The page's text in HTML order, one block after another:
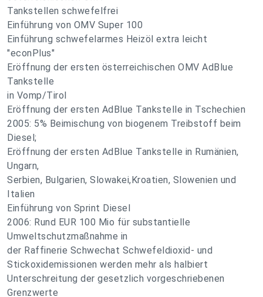
Tankstellen schwefelfrei
Einführung von OMV Super 100
Einführung schwefelarmes Heizöl extra leicht
"econPlus"
Eröffnung der ersten österreichischen OMV AdBlue
Tankstelle
in Vomp/Tirol
Eröffnung der ersten AdBlue Tankstelle in Tschechien
2005: 5% Beimischung von biogenem Treibstoff beim
Diesel;
Eröffnung der ersten AdBlue Tankstelle in Rumänien,
Ungarn,
Serbien, Bulgarien, Slowakei,Kroatien, Slowenien und
Italien
Einführung von Sprint Diesel
2006: Rund EUR 100 Mio für substantielle
Umweltschutzmaßnahme in
der Raffinerie Schwechat Schwefeldioxid- und
Stickoxidemissionen werden mehr als halbiert
Unterschreitung der gesetzlich vorgeschriebenen
Grenzwerte